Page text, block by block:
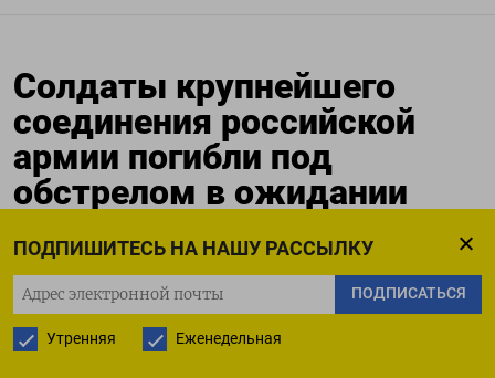
ПОДПИШИТЕСЬ НА НАШУ РАССЫЛКУ
ПОДПИСАТЬСЯ
Утренняя Еженедельная
Солдаты крупнейшего
соединения российской
армии погибли под
обстрелом в ожидании
14.06.2023 Обновлено:14.06.2023